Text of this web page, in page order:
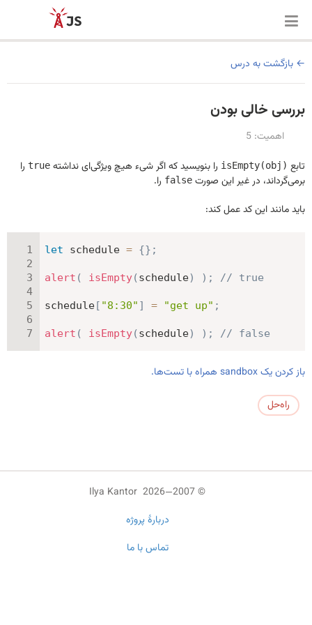
بازگشت به درس
بررسی خالی بودن
اهمیت: 5
تابع isEmpty(obj) را بنویسید که اگر شیء هیچ ویژگی‌ای نداشته true را
برمی‌گرداند، در غیر این صورت false را.
باید مانند این کد عمل کند:
let schedule = {} ;
alert ( isEmpty(schedule) ) ; // true
schedule[ "8:30" ] = "get up" ;
alert ( isEmpty(schedule) ) ; // false
باز کردن یک sandbox همراه با تست‌ها.
راه‌حل
© 2007—2026 Ilya Kantor
دربارهٔ پروژه
تماس با ما